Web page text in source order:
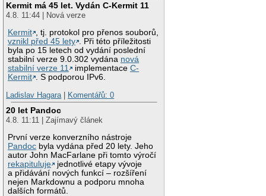
Kermit má 45 let. Vydán C-Kermit 11
4.8. 11:44 | Nová verze
Kermit , tj. protokol pro přenos souborů,
vznikl před 45 lety . Při této příležitosti
byla po 15 letech od vydání poslední
stabilní verze 9.0.302 vydána nová
stabilní verze 11
implementaceC-
Kermit . S podporou IPv6.
Ladislav Hagara | Komentářů: 0
20 let Pandoc
4.8. 11:11 | Zajímavý článek
První verze konverzního nástroje
Pandoc byla vydána před 20 lety. Jeho
autor John MacFarlane při tomto výročí
rekapituluje
jednotlivé etapy vývoje
a přidávání nových funkcí – rozšíření
nejen Markdownu a podporu mnoha
dalších formátů.